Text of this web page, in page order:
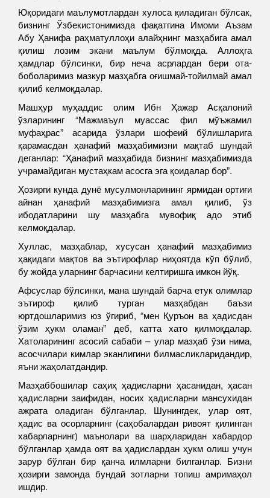
Юқоридаги маълумотлардан хулоса қиладиган бўлсак,
бизнинг Ўзбекистонимизда фақатгина Имоми Аъзам
Абу Ҳанифа раҳматуллоҳи алайҳнинг мазҳабига амал
қилиш лозим экани маълум бўлмоқда. Аллоҳга
ҳамдлар бўлсинки, бир неча асрлардан бери ота-
боболаримиз мазкур мазҳабга оғишмай-тойилмай амал
қилиб келмоқдалар.
Машҳур муҳаддис олим Ибн Ҳажар Асқалоний
ўзларининг “Мажмаъул муассас фил мўъжамил
муфаҳрас” асарида ўзлари шофеий бўлишларига
қарамасдан ҳанафий мазҳабимизни мақтаб шундай
деганлар: “Ҳанафий мазҳабида бизнинг мазҳабимизда
учрамайдиган мустаҳкам асосга эга қоидалар бор”.
Ҳозирги кунда дунё мусулмонларининг ярмидан ортиғи
айнан ҳанафий мазҳабимизга амал қилиб, ўз
ибодатларини шу мазҳабга мувофиқ адо этиб
келмоқдалар.
Хуллас, мазҳаблар, хусусан ҳанафий мазҳабимиз
ҳақидаги мақтов ва эътирофлар ниҳоятда кўп бўлиб,
бу жойда уларнинг барчасини келтиришга имкон йўқ.
Афсуслар бўлсинки, мана шундай барча етук олимлар
эътироф қилиб турган мазҳабдан баъзи
юртдошларимиз юз ўгириб, “мен Қуръон ва ҳадисдан
ўзим ҳукм оламан” деб, катта хато қилмоқдалар.
Хатоларининг асосий сабаби – улар мазҳаб ўзи нима,
асосчилари кимлар эканлигини билмасликларидандир,
яъни жаҳолатдандир.
Мазҳаббошилар саҳиҳ ҳадисларни ҳасанидан, ҳасан
ҳадисларни заифидан, носих ҳадисларни мансухидан
ажрата оладиган бўлганлар. Шунингдек, улар оят,
ҳадис ва осорларнинг (саҳобалардан ривоят қилинган
хабарларнинг) маънолари ва шарҳларидан хабардор
бўлганлар ҳамда оят ва ҳадислардан ҳукм олиш учун
зарур бўлган бир қанча илмларни билганлар. Бизни
ҳозирги замонда бундай зотларни топиш амримаҳол
ишдир.